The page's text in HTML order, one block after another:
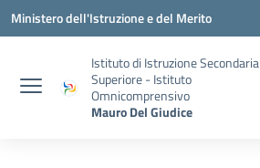
Vai ai contenuti
Vai al menu di navigazione
Vai al footer
Ministero dell'Istruzione e del Merito
Istituto di Istruzione Secondaria
Superiore - Istituto
Omnicomprensivo
Mauro Del Giudice